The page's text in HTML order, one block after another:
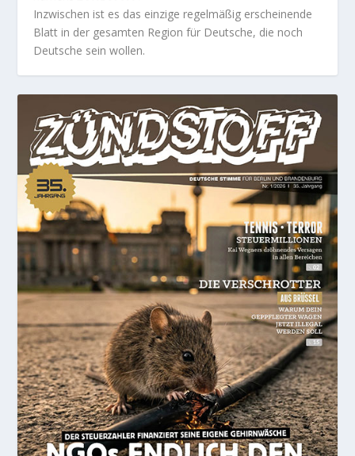
Inzwischen ist es das einzige regelmäßig erscheinende
Blatt in der gesamten Region für Deutsche, die noch
Deutsche sein wollen.